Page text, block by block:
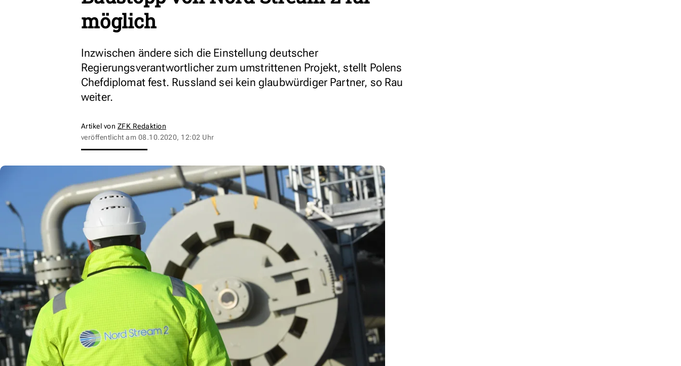
möglich
Inzwischen ändere sich die Einstellung deutscher
Regierungsverantwortlicher zum umstrittenen Projekt, stellt Polens
Chefdiplomat fest. Russland sei kein glaubwürdiger Partner, so Rau
weiter.
Artikel von ZFK Redaktion
veröffentlicht am 08.10.2020, 12:02 Uhr